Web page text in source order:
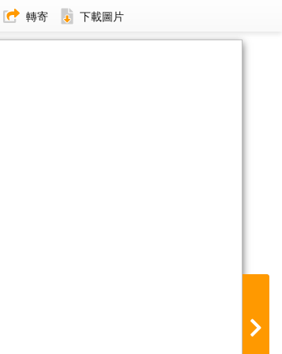
轉寄 下載圖片